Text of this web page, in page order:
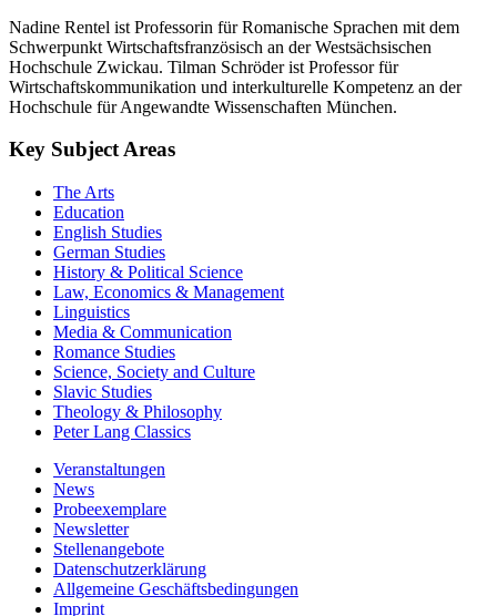
Nadine Rentel ist Professorin für Romanische Sprachen mit dem
Schwerpunkt Wirtschaftsfranzösisch an der Westsächsischen
Hochschule Zwickau. Tilman Schröder ist Professor für
Wirtschaftskommunikation und interkulturelle Kompetenz an der
Hochschule für Angewandte Wissenschaften München.
Key Subject Areas
The Arts
Education
English Studies
German Studies
History & Political Science
Law, Economics & Management
Linguistics
Media & Communication
Romance Studies
Science, Society and Culture
Slavic Studies
Theology & Philosophy
Peter Lang Classics
Veranstaltungen
News
Probeexemplare
Newsletter
Stellenangebote
Datenschutzerklärung
Allgemeine Geschäftsbedingungen
Imprint